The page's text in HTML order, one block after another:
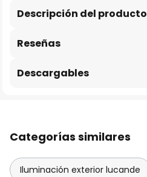
Descripción del producto
Reseñas
Descargables
Categorías similares
Iluminación exterior lucande